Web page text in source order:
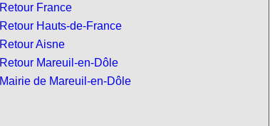
Retour France
Retour Hauts-de-France
Retour Aisne
Retour Mareuil-en-Dôle
Mairie de Mareuil-en-Dôle